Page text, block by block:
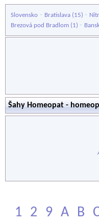
Slovensko - Bratislava (15) -
Brezová pod Bradlom (1) -
Šahy Homeopat -
1 2 9 A B